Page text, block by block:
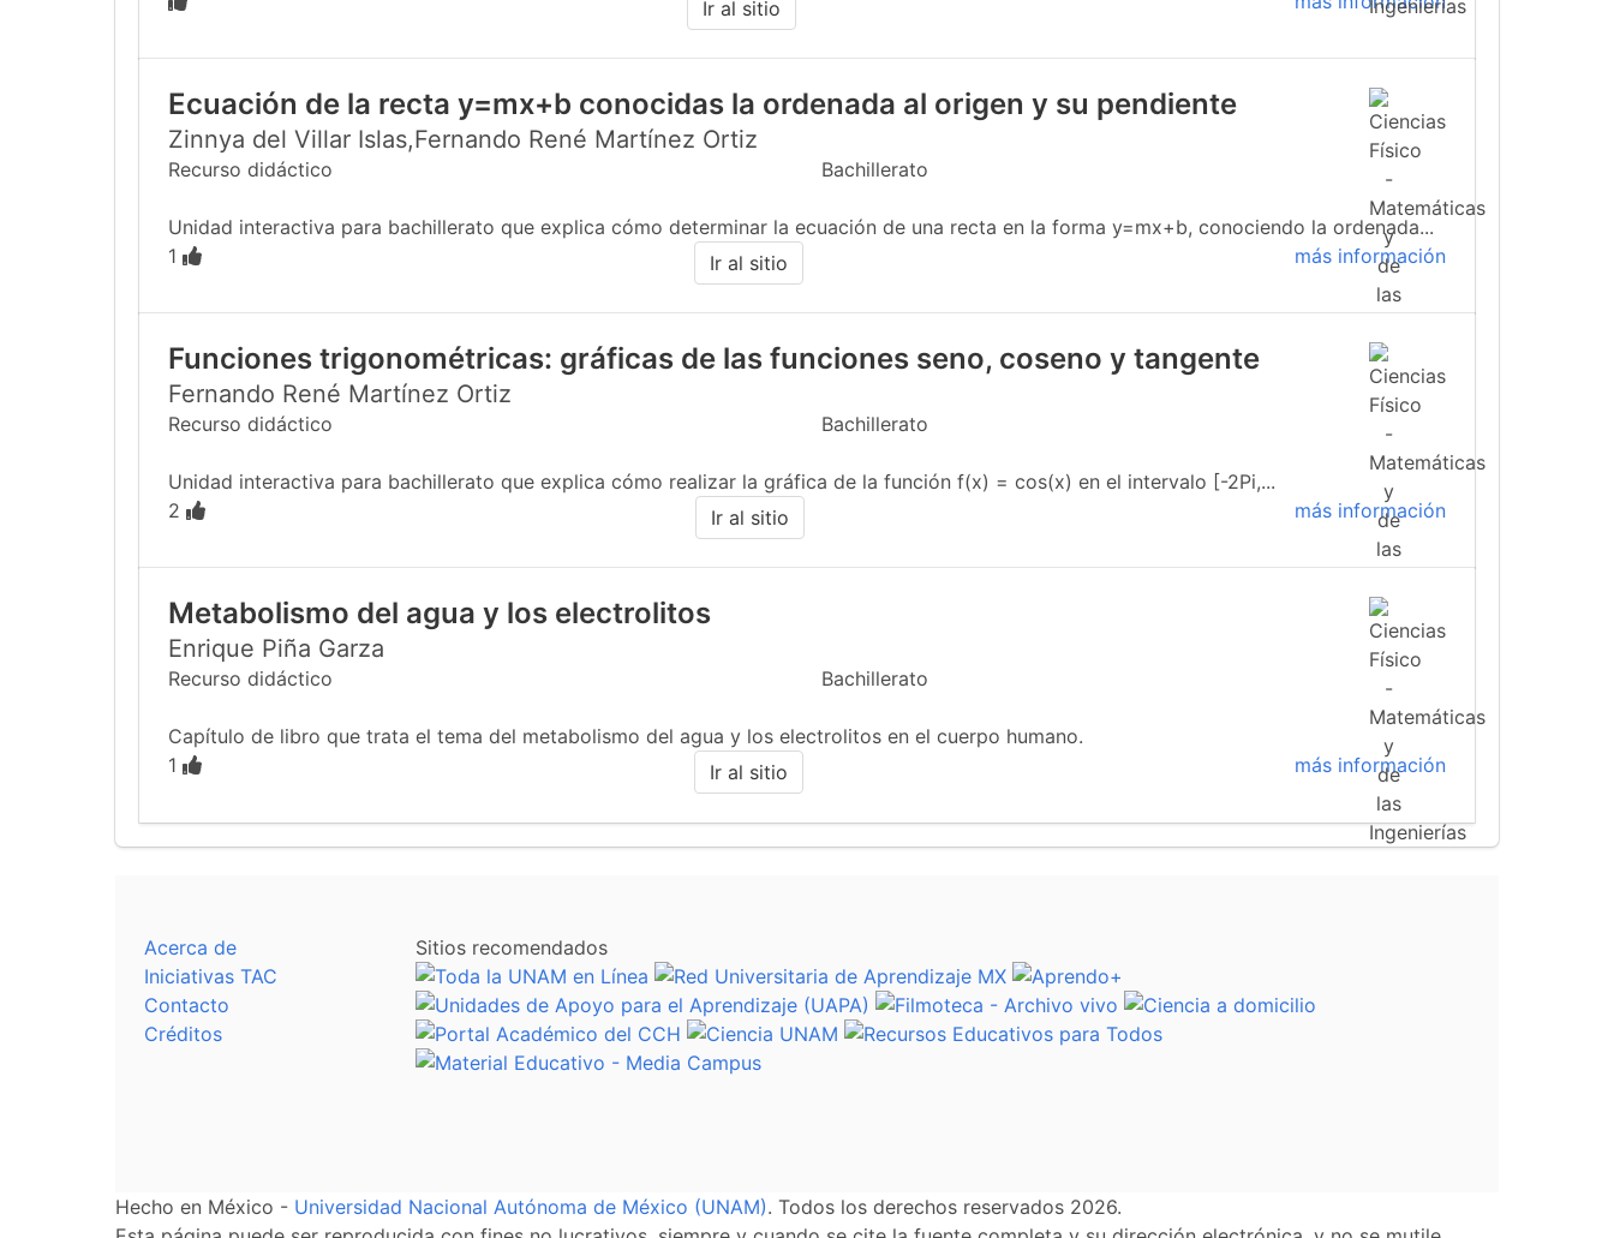
Ir al sitio
Ecuación de la recta y=mx+b conocidas la ordenada al origen y su pendiente
Zinnya del Villar Islas,Fernando René Martínez Ortiz
Recurso didáctico Bachillerato
Unidad interactiva para bachillerato que explica cómo determinar la ecuación de una recta en la forma y=mx+b, conociendo la ordenada...
1
más información
Ir al sitio
Funciones trigonométricas: gráficas de las funciones seno, coseno y tangente
Fernando René Martínez Ortiz
Recurso didáctico Bachillerato
Unidad interactiva para bachillerato que explica cómo realizar la gráfica de la función f(x) = cos(x) en el intervalo [-2Pi,...
2
más información
Ir al sitio
Metabolismo del agua y los electrolitos
Enrique Piña Garza
Recurso didáctico Bachillerato
Capítulo de libro que trata el tema del metabolismo del agua y los electrolitos en el cuerpo humano.
1
más información
Ir al sitio
Acerca de
Iniciativas TAC
Contacto
Créditos
Sitios recomendados
Hecho en México - Universidad Nacional Autónoma de México (UNAM). Todos los derechos reservados 2026.